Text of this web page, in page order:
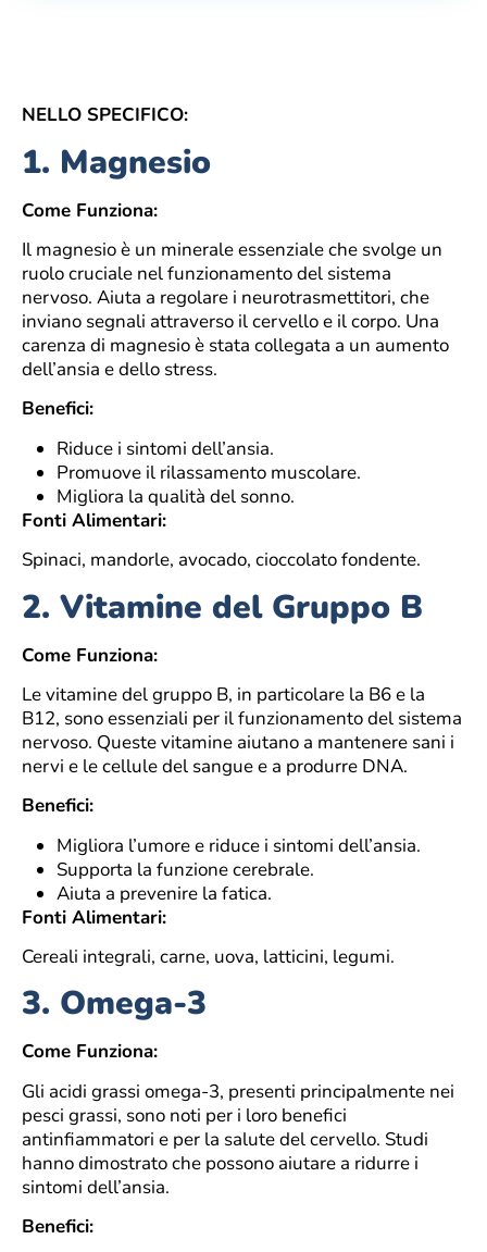
NELLO SPECIFICO:
1. Magnesio
Come Funziona:
Il magnesio è un minerale essenziale che svolge un
ruolo cruciale nel funzionamento del sistema
nervoso. Aiuta a regolare i neurotrasmettitori, che
inviano segnali attraverso il cervello e il corpo. Una
carenza di magnesio è stata collegata a un aumento
dell’ansia e dello stress.
Benefici:
Riduce i sintomi dell’ansia.
Promuove il rilassamento muscolare.
Migliora la qualità del sonno.
Fonti Alimentari:
Spinaci, mandorle, avocado, cioccolato fondente.
2. Vitamine del Gruppo B
Come Funziona:
Le vitamine del gruppo B, in particolare la B6 e la
B12, sono essenziali per il funzionamento del sistema
nervoso. Queste vitamine aiutano a mantenere sani i
nervi e le cellule del sangue e a produrre DNA.
Benefici:
Migliora l’umore e riduce i sintomi dell’ansia.
Supporta la funzione cerebrale.
Aiuta a prevenire la fatica.
Fonti Alimentari:
Cereali integrali, carne, uova, latticini, legumi.
3. Omega-3
Come Funziona:
Gli acidi grassi omega-3, presenti principalmente nei
pesci grassi, sono noti per i loro benefici
antinfiammatori e per la salute del cervello. Studi
hanno dimostrato che possono aiutare a ridurre i
sintomi dell’ansia.
Benefici: